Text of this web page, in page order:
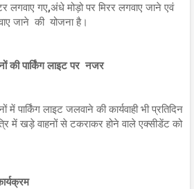
लगवाए गए,अंधे मोड़ो पर मिरर लगवाए जाने एवं
जाने की योजना है।
की पार्किंग लाइट पर नजर
में पार्किंग लाइट जलवाने की कार्यवाही भी प्रतिदिन
में खड़े वाहनों से टकराकर होने वाले एक्सीडेंट को